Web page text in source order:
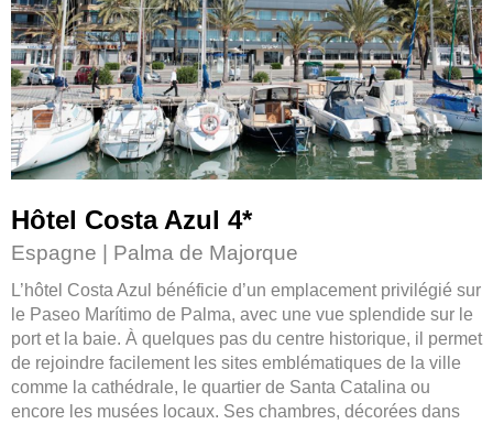
Hôtel Costa Azul 4*
Espagne | Palma de Majorque
L’hôtel Costa Azul bénéficie d’un emplacement privilégié sur
le Paseo Marítimo de Palma, avec une vue splendide sur le
port et la baie. À quelques pas du centre historique, il permet
de rejoindre facilement les sites emblématiques de la ville
comme la cathédrale, le quartier de Santa Catalina ou
encore les musées locaux. Ses chambres, décorées dans